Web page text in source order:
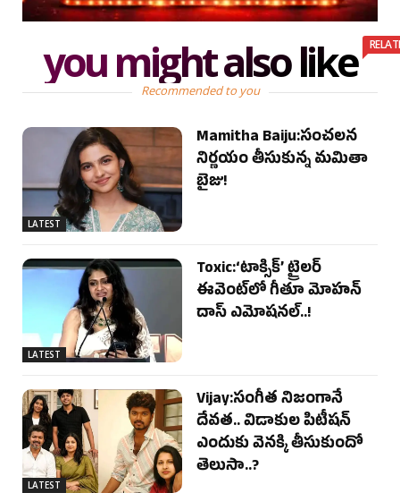
you might also like
Recommended to you
LATEST
Mamitha Baiju:సంచలన
నిర్ణయం తీసుకున్న మమితా
బైజు!
LATEST
Toxic:‘టాక్సిక్’ ట్రైలర్
ఈవెంట్‌లో గీతూ మోహన్
దాస్ ఎమోషనల్..!
LATEST
Vijay:సంగీత నిజంగానే
దేవత.. విడాకుల పిటీషన్
ఎందుకు వెనక్కి తీసుకుందో
తెలుసా..?